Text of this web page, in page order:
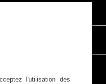
HOUVIN-HOUVIGNEL
l'utilisation des